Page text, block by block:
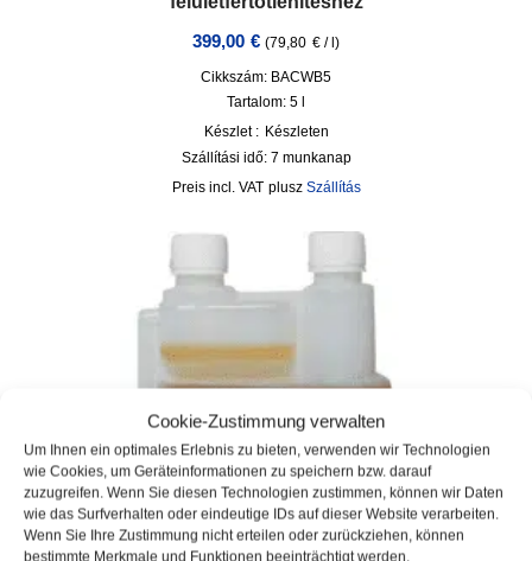
Cookie-Zustimmung verwalten
Um Ihnen ein optimales Erlebnis zu bieten, verwenden wir Technologien
wie Cookies, um Geräteinformationen zu speichern bzw. darauf
zuzugreifen. Wenn Sie diesen Technologien zustimmen, können wir Daten
wie das Surfverhalten oder eindeutige IDs auf dieser Website verarbeiten.
Wenn Sie Ihre Zustimmung nicht erteilen oder zurückziehen, können
bestimmte Merkmale und Funktionen beeinträchtigt werden.
399,00 € (79,80 € / )
Cikkszám: BACWB5
Tartalom: 5 l
Készlet : Készleten
Szállítási idő: 7 munkanap
incl. VAT plusz Szállítás